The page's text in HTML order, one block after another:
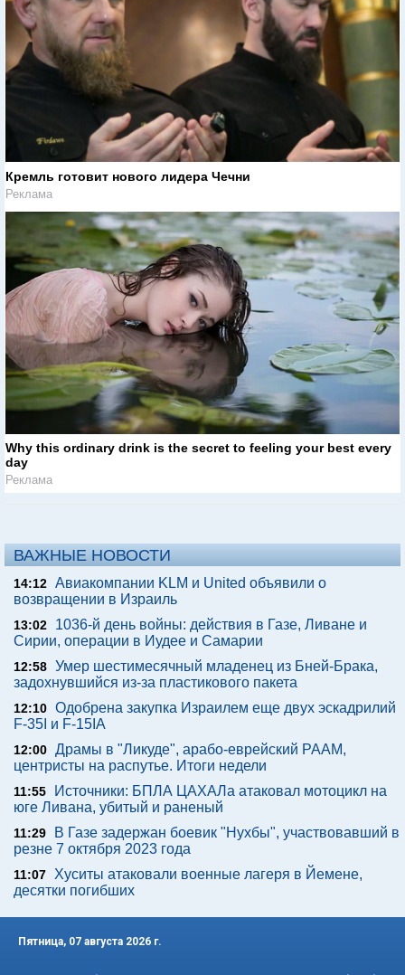
Кремль готовит нового лидера Чечни
Реклама
Why this ordinary drink is the secret to feeling your best every
day
Реклама
ВАЖНЫЕ НОВОСТИ
14:12 Авиакомпании KLM и United объявили о
возвращении в Израиль
13:02
1036-й день войны: действия в Газе, Ливане и
Сирии, операции в Иудее и Самарии
12:58 Умер шестимесячный младенец из Бней-Брака,
задохнувшийся из-за пластикового пакета
12:10 Одобрена закупка Израилем еще двух эскадрилий
F-35I и F-15IA
12:00 Драмы в "Ликуде", арабо-еврейский РААМ,
центристы на распутье. Итоги недели
11:55
Источники: БПЛА ЦАХАЛа атаковал мотоцикл на
юге Ливана, убитый и раненый
11:29
В Газе задержан боевик "Нухбы", участвовавший в
резне 7 октября 2023 года
11:07 Хуситы атаковали военные лагеря в Йемене,
десятки погибших
Пятница, 07 августа 2026 г.